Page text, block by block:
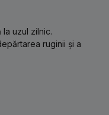
uzul zilnic.
ruginii și a